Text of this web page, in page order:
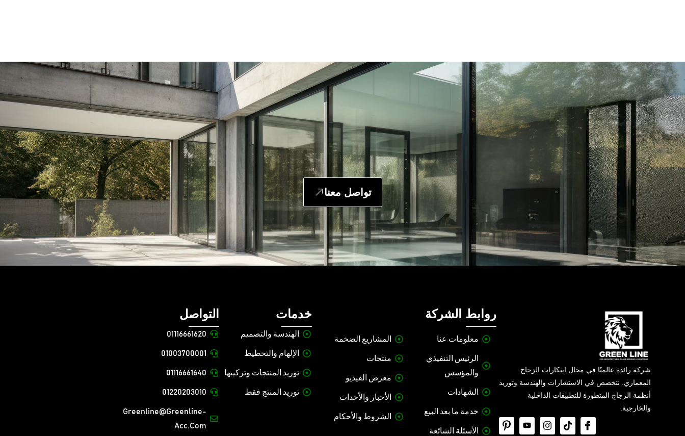
تواصل معنا
شركة رائدة عالميًا في مجال ابتكارات الزجاج
المعماري. نتخصص في الاستشارات والهندسة وتوريد
أنظمة الزجاج المتطورة للتطبيقات الداخلية
والخارجية.
روابط الشركة
معلومات عنا
الرئيس التنفيذي
والمؤسس
الشهادات
خدمة ما بعد البيع
الأسئلة الشائعة
المشاريع الضخمة
منتجات
معرض الفيديو
الأخبار والأحداث
الشروط والأحكام
خدمات
الهندسة والتصميم
الإلهام والتخطيط
توريد المنتجات وتركيبها
توريد المنتج فقط
التواصل
01116661620
01003700001
01116661640
01220203010
Greenline@greenline-
Acc.com